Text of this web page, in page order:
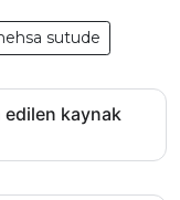
sutude
edilen kaynak